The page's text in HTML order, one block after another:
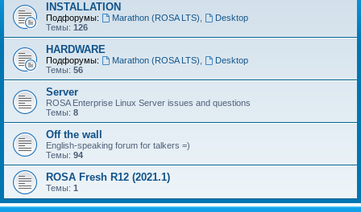
INSTALLATION
Подфорумы: Marathon (ROSA LTS)
Desktop
Темы: 126
HARDWARE
Подфорумы: Marathon (ROSA LTS)
Desktop
Темы: 56
Server
ROSA Enterprise Linux Server issues and questions
Темы: 8
Off the wall
English-speaking forum for talkers =)
Темы: 94
ROSA Fresh R12 (2021.1)
Темы: 1